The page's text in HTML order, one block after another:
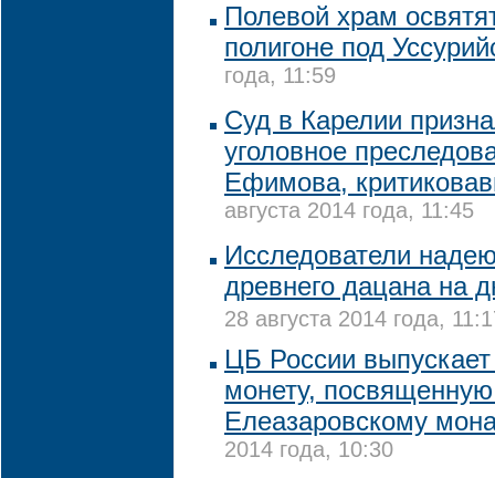
Полевой храм
полигоне под
года, 11:59
Суд в Карелии
уголовное
Ефимова,
августа 2014 года, 11:45
Исследователи
древнего дацана на
28 августа 2014 года,
ЦБ России
монету,
Елеазаровскому
2014 года, 10:30